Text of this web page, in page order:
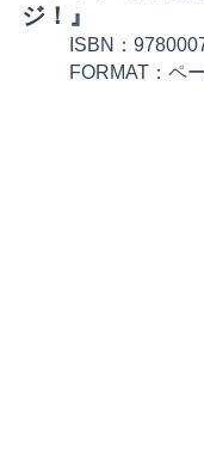
ジ！』
ISBN：
FORMAT：ペ